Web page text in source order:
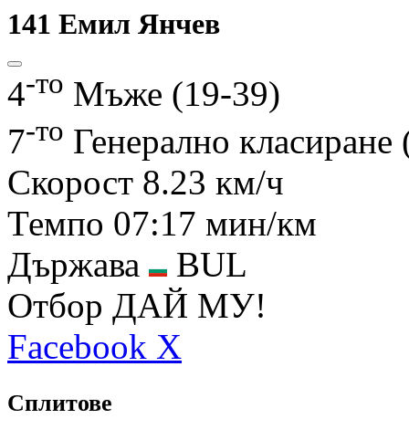
141 Емил Янчев
4-то Мъже (19-39)
7-то Генерално
Скорост 8.23 км/ч
Темпо 07:17 мин/км
Държава
BUL
Отбор ДАЙ МУ!
Facebook X
Сплитове